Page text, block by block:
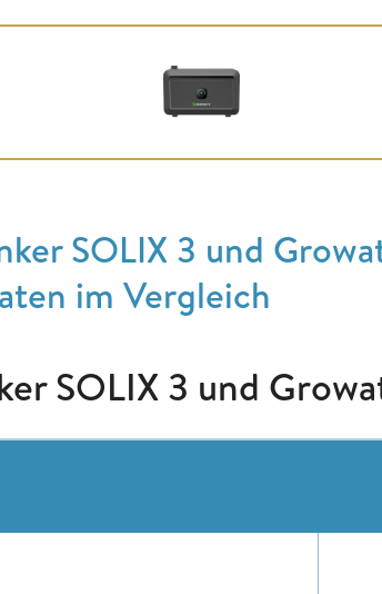
SOLIX 3 und
im Vergleich
SOLIX 3 und